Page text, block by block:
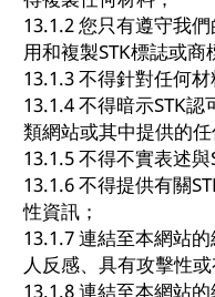
13.1.2 您只有遵守我
用和複製STK標誌或商
13.1.3 不得針對任何
13.1.4 不得暗示STK
類網站或其中提供的
13.1.5 不得不實表述與
13.1.6 不得提供有關
性資訊；
13.1.7 連結至本網站
人反感、具有攻擊性
13.1.8 連結至本網站